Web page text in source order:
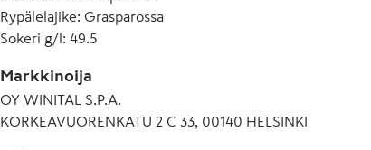
Rypälelajike: Grasparossa
Sokeri g/l: 49.5
Markkinoija
OY WINITAL S.P.A.
KORKEAVUORENKATU 2 C 33, 00140 HELSINKI